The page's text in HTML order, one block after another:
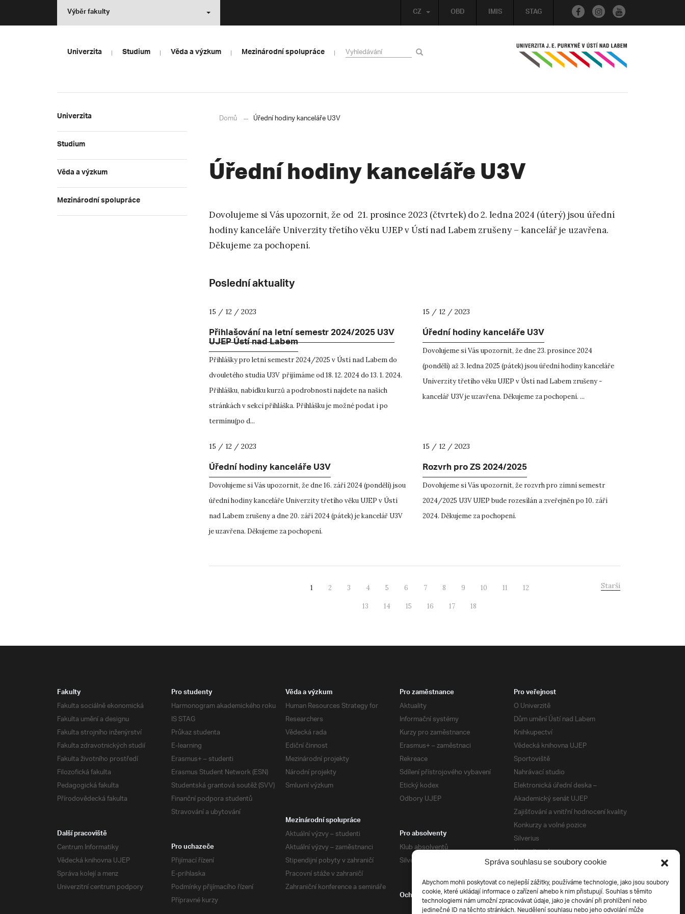
Správa souhlasu se soubory cookie
Abychom mohli poskytovat co nejlepší zážitky, používáme technologie, jako jsou soubory
cookie, které ukládají informace o zařízení a/nebo k nim přistupují. Souhlas s těmito
technologiemi nám umožní zpracovávat údaje, jako je chování při prohlížení nebo
jedinečné ID na těchto stránkách. Neudělení souhlasu nebo jeho odvolání může
OBD IMIS STAG
CZ
Výběr fakulty
Univerzita Studium Věda a výzkum Mezinárodní spolupráce
Univerzita
Studium
Věda a výzkum
Mezinárodní spolupráce
Domů Úřední hodiny kanceláře U3V
Úřední hodiny kanceláře U3V
Dovolujeme si Vás upozornit, že od 21. prosince 2023 (čtvrtek) do 2. ledna 2024 (úterý) jsou úřední
hodiny kanceláře Univerzity třetího věku UJEP v Ústí nad Labem zrušeny – kancelář je uzavřena.
Děkujeme za pochopení.
Poslední aktuality
15 / 12 / 2023
Přihlašování na letní semestr 2024/2025 U3V
UJEP Ústí nad Labem
Přihlášky pro letní semestr 2024/2025 v Ústí nad Labem do
dvouletého studia U3V přijímáme od 18. 12. 2024 do 13. 1. 2024.
Přihlášku, nabídku kurzů a podrobnosti najdete na našich
stránkách v sekci přihláška. Přihlášku je možné podat i po
termínu(po d...
15 / 12 / 2023
Úřední hodiny kanceláře U3V
Dovolujeme si Vás upozornit, že dne 23. prosince 2024
(pondělí) až 3. ledna 2025 (pátek) jsou úřední hodiny kanceláře
Univerzity třetího věku UJEP v Ústí nad Labem zrušeny -
kancelář U3V je uzavřena. Děkujeme za pochopení. ...
15 / 12 / 2023
Úřední hodiny kanceláře U3V
Dovolujeme si Vás upozornit, že dne 16. září 2024 (pondělí) jsou
úřední hodiny kanceláře Univerzity třetího věku UJEP v Ústí
nad Labem zrušeny a dne 20. září 2024 (pátek) je kancelář U3V
je uzavřena. Děkujeme za pochopení.
15 / 12 / 2023
Rozvrh pro ZS 2024/2025
Dovolujeme si Vás upozornit, že rozvrh pro zimní semestr
2024/2025 U3V UJEP bude rozesílán a zveřejněn po 10. září
2024. Děkujeme za pochopení.
1 2 3 4 5 6 7 8 9 10 11 12
13 14 15 16 17 18
Starší
Fakulty
Fakulta sociálně ekonomická
Fakulta umění a designu
Fakulta strojního inženýrství
Fakulta zdravotnických studií
Fakulta životního prostředí
Filozofická fakulta
Pedagogická fakulta
Přírodovědecká fakulta
Pro studenty
Harmonogram akademického roku
IS STAG
Průkaz studenta
E-learning
Erasmus+ – studenti
Erasmus Student Network (ESN)
Studentská grantová soutěž (SVV)
Finanční podpora studentů
Stravování a ubytování
Věda a výzkum
Human Resources Strategy for
Researchers
Vědecká rada
Ediční činnost
Mezinárodní projekty
Národní projekty
Smluvní výzkum
Pro zaměstnance
Aktuality
Informační systémy
Kurzy pro zaměstnance
Erasmus+ – zaměstnaci
Rekreace
Sdílení přístrojového vybavení
Etický kodex
Odbory UJEP
Pro veřejnost
O Univerzitě
Dům umění Ústí nad Labem
Knihkupectví
Vědecká knihovna UJEP
Sportoviště
Nahrávací studio
Elektronická úřední deska –
Akademický senát UJEP
Zajišťování a vnitřní hodnocení kvality
Konkurzy a volné pozice
Silverius
Napsali o nás
Tiskové zprávy
Mezinárodní spolupráce
Aktuální výzvy – studenti
Aktuální výzvy – zaměstnanci
Stipendijní pobyty v zahraničí
Pracovní stáže v zahraničí
Zahraniční konference a semináře
Další pracoviště
Centrum Informatiky
Vědecká knihovna UJEP
Správa kolejí a menz
Univerzitní centrum podpory
Pro absolventy
Klub absolventů
Silverius
Pro uchazeče
Přijímací řízení
E-prihlaska
Podmínky přijímacího řízení
Přípravné kurzy
Ochrana soukromí